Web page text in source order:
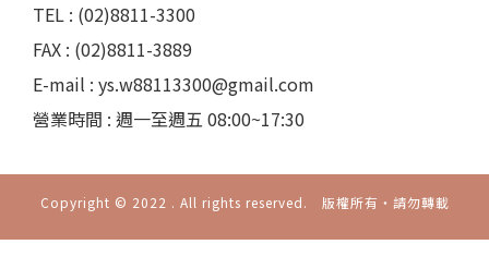
TEL : (02)8811-3300
FAX : (02)8811-3889
E-mail : ys.w88113300@gmail.com
營業時間 : 週一至週五 08:00~17:30
Copyright © 2022 . All rights reserved. 版權所有‧請勿轉載